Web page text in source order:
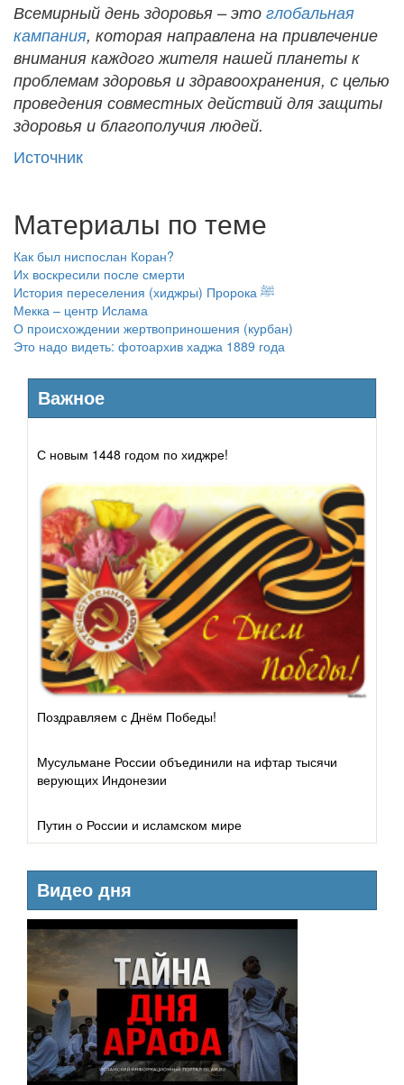
Всемирный день здоровья – это глобальная
кампания, которая направлена на привлечение
внимания каждого жителя нашей планеты к
проблемам здоровья и здравоохранения, с целью
проведения совместных действий для защиты
здоровья и благополучия людей.
Источник
Материалы по теме
Как был ниспослан Коран?
Их воскресили после смерти
История переселения (хиджры) Пророка ﷺ
Мекка – центр Ислама
О происхождении жертвоприношения (курбан)
Это надо видеть: фотоархив хаджа 1889 года
Важное
С новым 1448 годом по хиджре!
Поздравляем с Днём Победы!
Мусульмане России объединили на ифтар тысячи
верующих Индонезии
Путин о России и исламском мире
Видео дня